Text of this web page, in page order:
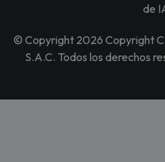
de
© Copyright 2026 Copyright
S.A.C. Todos los derechos